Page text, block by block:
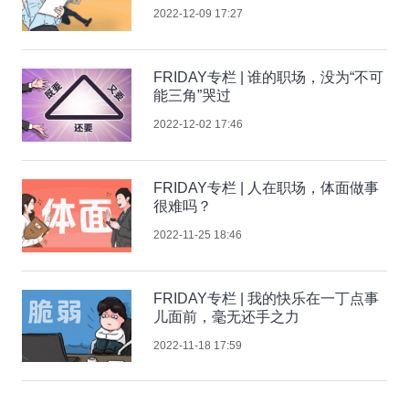
2022-12-09 17:27
FRIDAY专栏 | 谁的职场，没为“不可
能三角”哭过
2022-12-02 17:46
FRIDAY专栏 | 人在职场，体面做事
很难吗？
2022-11-25 18:46
FRIDAY专栏 | 我的快乐在一丁点事
儿面前，毫无还手之力
2022-11-18 17:59